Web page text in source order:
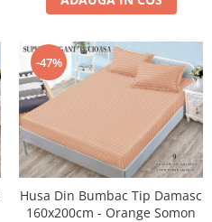
-47%
Husa Din Bumbac Tip Damasc
160x200cm - Orange Somon